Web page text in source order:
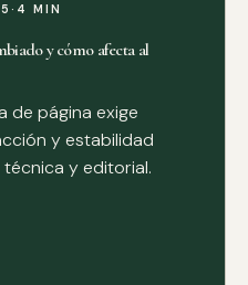
· 4 MIN
y cómo afecta al
de página exige
y estabilidad
y editorial.